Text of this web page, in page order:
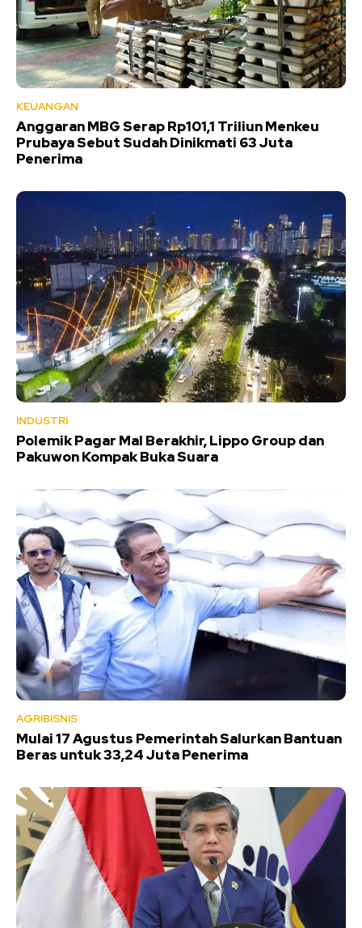
KEUANGAN
Anggaran MBG Serap Rp101,1 Triliun Menkeu
Prubaya Sebut Sudah Dinikmati 63 Juta
Penerima
INDUSTRI
Polemik Pagar Mal Berakhir, Lippo Group dan
Pakuwon Kompak Buka Suara
AGRIBISNIS
Mulai 17 Agustus Pemerintah Salurkan Bantuan
Beras untuk 33,24 Juta Penerima